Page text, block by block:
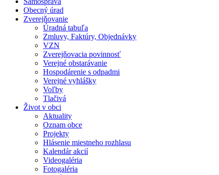
Obecný úrad
Zverejňovanie
Úradná tabuľa
Zmluvy, Faktúry, Objednávky
VZN
Zverejňovacia povinnosť
Verejné obstarávanie
Hospodárenie s odpadmi
Verejné vyhlášky
Voľby
Tlačivá
Život v obci
Aktuality
Oznam obce
Projekty
Hlásenie miestneho rozhlasu
Kalendár akcií
Videogaléria
Fotogaléria